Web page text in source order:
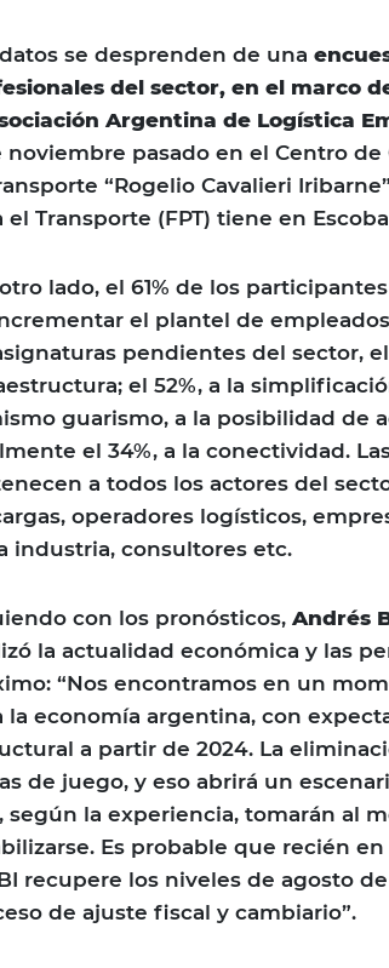
se desprenden de una
del sector, en el marco
Argentina de Logística
noviembre pasado en el Centro
“Rogelio Cavalieri
el Transporte (FPT) tiene en
lado, el 61% de los
el plantel de
pendientes del sector,
el 52%, a la
guarismo, a la posibilidad de
el 34%, a la conectividad.
a todos los actores del
operadores logísticos,
industria, consultores etc.
con los pronósticos, Andrés
la actualidad económica y las
“Nos encontramos en un
la economía argentina, con
a partir de 2024. La
de juego, y eso abrirá un
según la experiencia, tomarán al
Es probable que recién
recupere los niveles de agosto
de ajuste fiscal y cambiario”.